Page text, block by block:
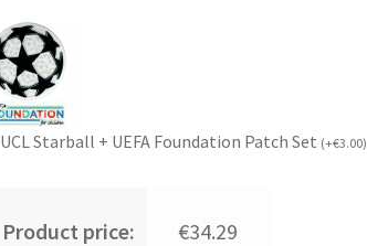
UCL Starball + UEFA Foundation Patch Set (+€3.00)
Product price: €34.29